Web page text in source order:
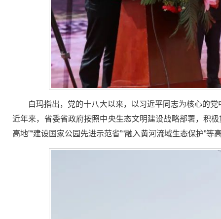
白玛指出，党的十八大以来，以习近平同志为核心的
近年来，省委省政府按照中央生态文明建设战略部署，积
高地”“建设国家公园先进示范省”“融入黄河流域生态保护”